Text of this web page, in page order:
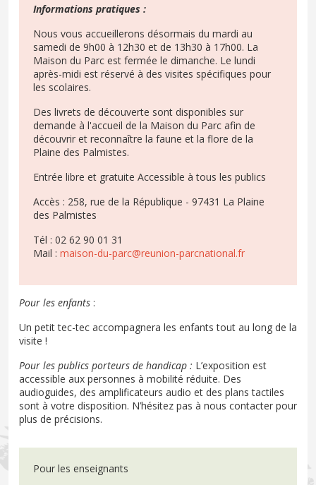
Informations pratiques :
Nous vous accueillerons désormais du mardi au
samedi de 9h00 à 12h30 et de 13h30 à 17h00. La
Maison du Parc est fermée le dimanche. Le lundi
après-midi est réservé à des visites spécifiques pour
les scolaires.
Des livrets de découverte sont disponibles sur
demande à l'accueil de la Maison du Parc afin de
découvrir et reconnaître la faune et la flore de la
Plaine des Palmistes.
Entrée libre et gratuite Accessible à tous les publics
Accès : 258, rue de la République - 97431 La Plaine
des Palmistes
Tél : 02 62 90 01 31
Mail : maison-du-parc@reunion-parcnational.fr
Pour les enfants :
Un petit tec-tec accompagnera les enfants tout au long de la
visite !
Pour les publics porteurs de handicap : L’exposition est
accessible aux personnes à mobilité réduite. Des
audioguides, des amplificateurs audio et des plans tactiles
sont à votre disposition. N’hésitez pas à nous contacter pour
plus de précisions.
Pour les enseignants